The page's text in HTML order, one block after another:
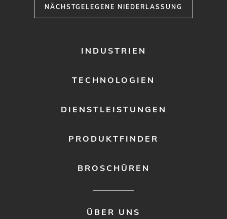
NÄCHSTGELEGENE NIEDERLASSUNG
INDUSTRIEN
TECHNOLOGIEN
DIENSTLEISTUNGEN
PRODUKTFINDER
BROSCHÜREN
ÜBER UNS